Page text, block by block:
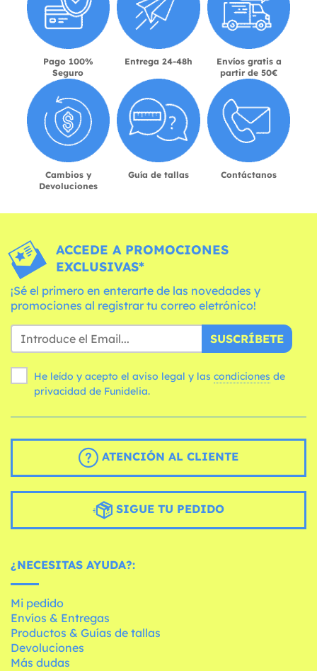
Pago 100%
Seguro
Entrega 24-48h
Envíos gratis a
partir de 50€
Cambios y
Devoluciones
Guía de tallas Contáctanos
ACCEDE A PROMOCIONES
EXCLUSIVAS*
¡Sé el primero en enterarte de las novedades y
promociones al registrar tu correo eletrónico!
SUSCRÍBETE
He leído y acepto el aviso legal y las condiciones
privacidad de Funidelia.
ATENCIÓN AL CLIENTE
SIGUE TU PEDIDO
¿NECESITAS AYUDA?:
Mi pedido
Envíos & Entregas
Productos & Guías de tallas
Devoluciones
Más dudas